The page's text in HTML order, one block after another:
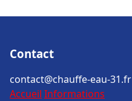
Contact
contact@chauffe-eau-31.fr
Accueil Informations